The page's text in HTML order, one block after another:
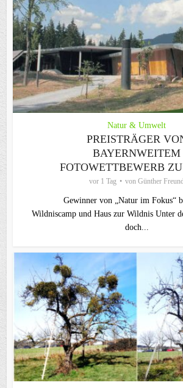
Natur & Umwelt
PREISTRÄGER
BAYERNWEITEM
FOTOWETTBEWERB
vor 1 Tag von Günther Freund
Gewinner von „Natur im Fokus“
Wildniscamp und Haus zur Wildnis Unter
doch...